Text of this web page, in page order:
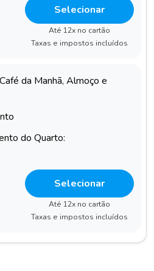
Selecionar
Até 12x no cartão
Taxas e impostos incluídos
da Manhã, Almoço e
do Quarto:
Selecionar
Até 12x no cartão
Taxas e impostos incluídos